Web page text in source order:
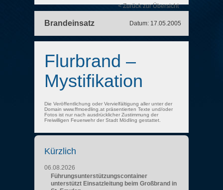
< Zurück zur Übersicht
Brandeinsatz Datum: 17.05.2005
Flurbrand –
Mystifikation
Die Veröffentlichung oder Vervielfältigung aller unter der
Domain www.ffmoedling.at präsentierten Texte und/oder
Fotos ist nur nach ausdrücklicher Zustimmung der
Freiwilligen Feuerwehr der Stadt Mödling gestattet.
Kürzlich
06.08.2026
Führungsunterstützungscontainer
unterstützt Einsatzleitung beim Großbrand in